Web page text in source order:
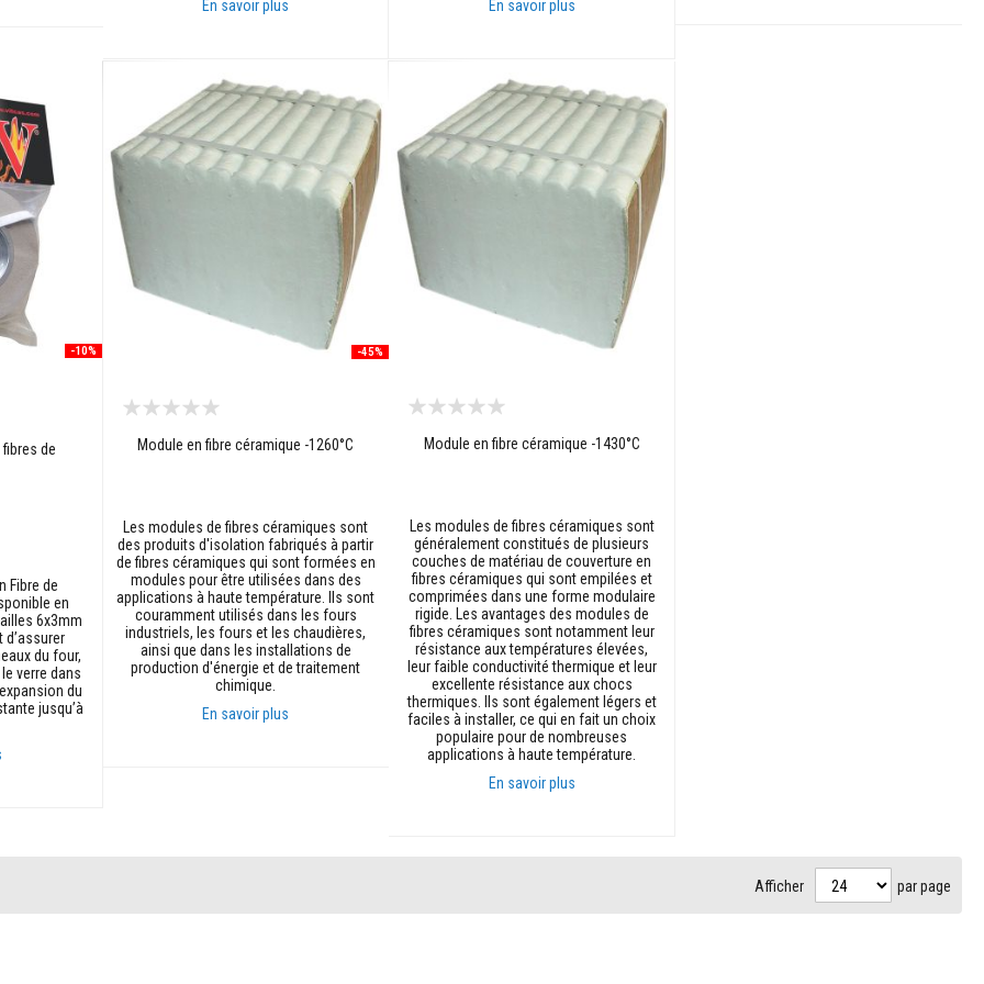
En savoir plus
En savoir plus
-10%
fibres de
Fibre de
en
6x3mm
d’assurer
du four,
verre dans
du
jusqu’à
-45%
Module en fibre céramique -1260°C
Les modules de fibres céramiques sont
des produits d'isolation fabriqués à partir
de fibres céramiques qui sont formées en
modules pour être utilisées dans des
applications à haute température. Ils sont
couramment utilisés dans les fours
industriels, les fours et les chaudières,
ainsi que dans les installations de
production d'énergie et de traitement
chimique.
En savoir plus
Module en fibre céramique -1430°C
Les modules de fibres céramiques sont
généralement constitués de plusieurs
couches de matériau de couverture en
fibres céramiques qui sont empilées et
comprimées dans une forme modulaire
rigide. Les avantages des modules de
fibres céramiques sont notamment leur
résistance aux températures élevées,
leur faible conductivité thermique et leur
excellente résistance aux chocs
thermiques. Ils sont également légers et
faciles à installer, ce qui en fait un choix
populaire pour de nombreuses
applications à haute température.
En savoir plus
Afficher par page